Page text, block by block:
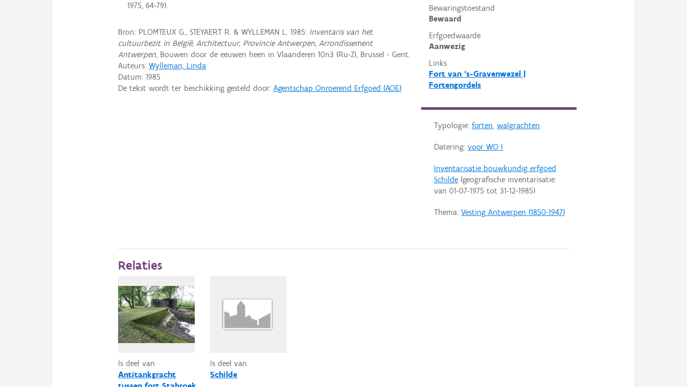
Bewaringstoestand
Bewaard
Erfgoedwaarde
Aanwezig
Links
Fort van ‘s-Gravenwezel |
Fortengordels
Typologie: forten, walgrachten
Datering: voor WO I
Inventarisatie bouwkundig erfgoed
Schilde(geografische inventarisatie:
van 01-07-1975 tot 31-12-1985)
Thema: Vesting Antwerpen (1850-1947)
1975, 64-79).
Bron: PLOMTEUX G., STEYAERT R. & WYLLEMAN L. 1985: Inventaris van het
cultuurbezit in België, Architectuur, Provincie Antwerpen, Arrondissement
Antwerpen, Bouwen door de eeuwen heen in Vlaanderen 10n3 (Ru-Z), Brussel - Gent.
Auteurs:Wylleman, Linda
Datum:1985
De tekst wordt ter beschikking gesteld door:Agentschap Onroerend Erfgoed (AOE)
Relaties
Is deel van
Antitankgracht
Is deel van
Schilde